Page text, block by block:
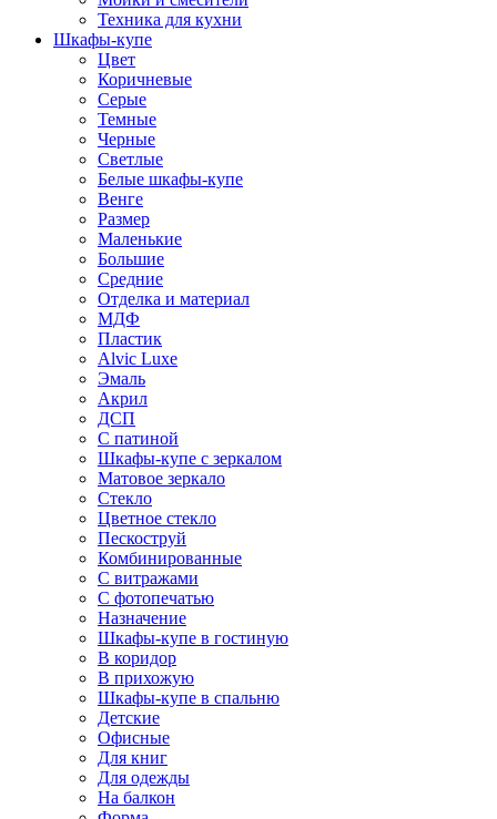
Техника для кухни
Шкафы-купе
Цвет
Коричневые
Серые
Темные
Черные
Светлые
Белые шкафы-купе
Венге
Размер
Маленькие
Большие
Средние
Отделка и материал
МДФ
Пластик
Alvic Luxe
Эмаль
Акрил
ДСП
С патиной
Шкафы-купе с зеркалом
Матовое зеркало
Стекло
Цветное стекло
Пескоструй
Комбинированные
С витражами
С фотопечатью
Назначение
Шкафы-купе в гостиную
В коридор
В прихожую
Шкафы-купе в спальню
Детские
Офисные
Для книг
Для одежды
На балкон